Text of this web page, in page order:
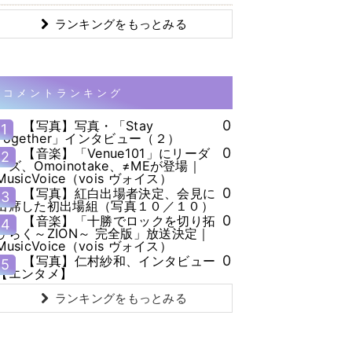
ランキングをもっとみる
コメントランキング
1
【写真】写真・「Stay
」インタビュー（２）
0
2
【音楽】「Venue101」にリーダ
ズ、Omoinotake、≠MEが登場｜
（vois ヴォイス）
0
3
【写真】紅白出場者決定、会見に
席した初出場組（写真１０／１０）
0
4
【音楽】「十勝でロックを切り拓
らく～ZION～ 完全版」放送決定｜
（vois ヴォイス）
0
5
【写真】仁村紗和、インタビュー
エンタメ】
0
ランキングをもっとみる